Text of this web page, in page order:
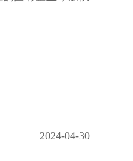
2024-04-30